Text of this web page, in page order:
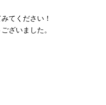
てください！
ざいました。